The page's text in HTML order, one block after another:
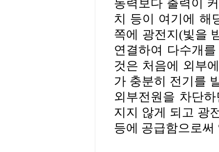
동력보다 출력이
치 등이 여기에 해
쪽에 광전지 (빛을
연결하여 다수개
것은 처음에 외부
가 충분히 전기를
외부전원을 차단하
지지 않게 되고 광
등에 공급함으로